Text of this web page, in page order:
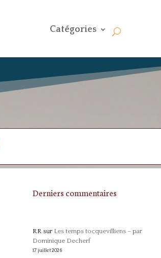
Catégories
Derniers commentaires
RRsur Les temps tocquevilliens – par
Dominique Decherf
17 juillet 2026